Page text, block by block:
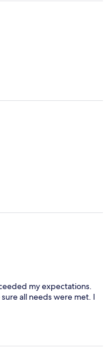
my expectations.
all needs were met. I